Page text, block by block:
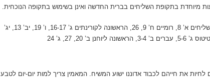
מיוחדת בתקופת השליחים בברית החדשה ואינן בשימוש בתקופה הנוכחית.
יוחנן יד’ 16-17, 26, טז’ 7-15, מעשי השליחים א’ 8, רומיים ח’ 9, 26, הראשונה לקורינתים ג’ 16-17, ו’ 19, יב’ 13, יג’
לחיות את חייהם לכבוד אדוננו ישוע המשיח. המאמין צריך למות יום-יום לטבע